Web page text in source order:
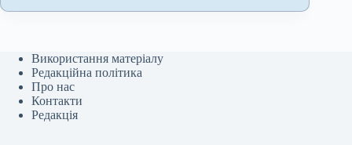
Використання матеріалу
Редакційна політика
Про нас
Контакти
Редакція